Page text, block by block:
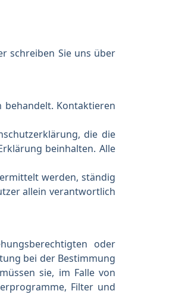
schreiben Sie uns über
Kontaktieren
die die
beinhalten. Alle
werden, ständig
allein verantwortlich
oder
bei der Bestimmung
sie, im Falle von
Filter und